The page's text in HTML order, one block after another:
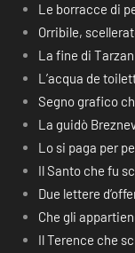
Le borracce di
Orribile,
La fine di Tarzan
L’acqua de
Segno grafico
La guidò
Lo si paga per
Il Santo che fu
Due lettere
Che gli
Il Terence che